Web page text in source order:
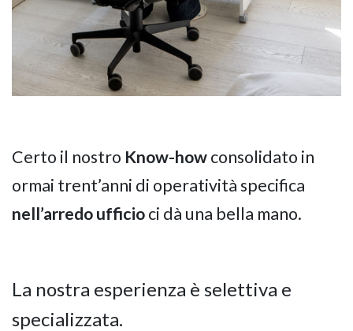
Certo il nostro Know-howconsolidato in
ormai trent’anni di operatività specifica
nell’arredo ufficioci dà una bella mano.
La nostra esperienza è selettiva e
specializzata.